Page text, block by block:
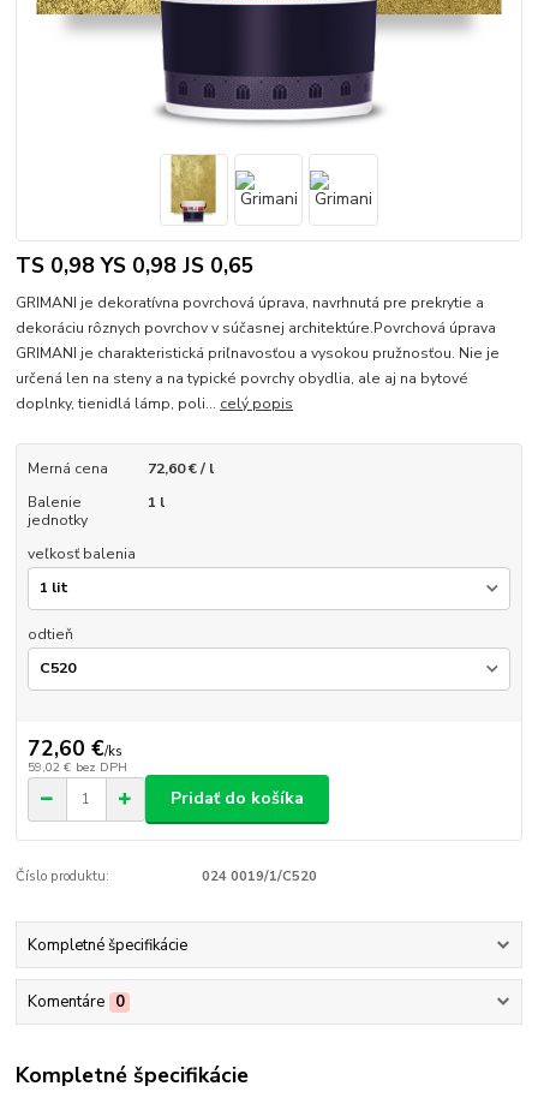
TS 0,98 YS 0,98 JS 0,65
GRIMANI je dekoratívna povrchová úprava, navrhnutá pre prekrytie a
dekoráciu rôznych povrchov v súčasnej architektúre.Povrchová úprava
GRIMANI je charakteristická priľnavosťou a vysokou pružnosťou. Nie je
určená len na steny a na typické povrchy obydlia, ale aj na bytové
doplnky, tienidlá lámp, poli... celý popis
Merná cena
72,60 € / l
Balenie
jednotky
1 l
veľkosť balenia
odtieň
72,60 €/ks
59,02 € bez DPH
Pridať do košíka
Číslo produktu: 024 0019/1/C520
Kompletné špecifikácie
Komentáre 0
Kompletné špecifikácie